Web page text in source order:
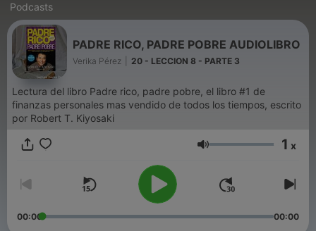
Podcasts
PADRE RICO, PADRE POBRE AUDIOLIBRO
Verika Pérez 20 - LECCION 8 - PARTE 3
Lectura del libro Padre rico, padre pobre, el libro #1 de
finanzas personales mas vendido de todos los tiempos, escrito
por Robert T. Kiyosaki
Volumen 1 x
00:00 00:00